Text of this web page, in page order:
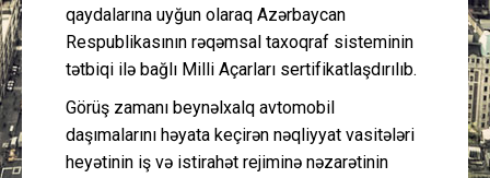
qaydalarına uyğun olaraq Azərbaycan
Respublikasının rəqəmsal taxoqraf sisteminin
tətbiqi ilə bağlı Milli Açarları sertifikatlaşdırılıb.
Görüş zamanı beynəlxalq avtomobil
daşımalarını həyata keçirən nəqliyyat vasitələri
heyətinin iş və istirahət rejiminə nəzarətinin